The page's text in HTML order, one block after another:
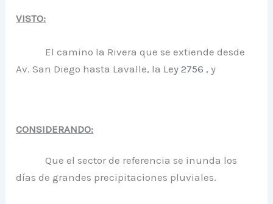
VISTO:
El camino la Rivera que se extiende desde
Av. San Diego hasta Lavalle, la Ley 2756 , y
CONSIDERANDO:
Que el sector de referencia se inunda los
días de grandes precipitaciones pluviales.